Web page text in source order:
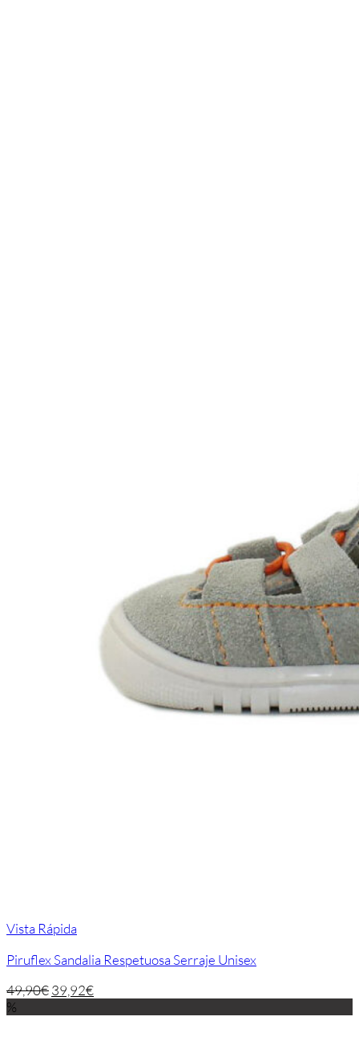
Vista Rápida
Piruflex Sandalia Respetuosa Serraje Unisex
49,90€39,92€
%